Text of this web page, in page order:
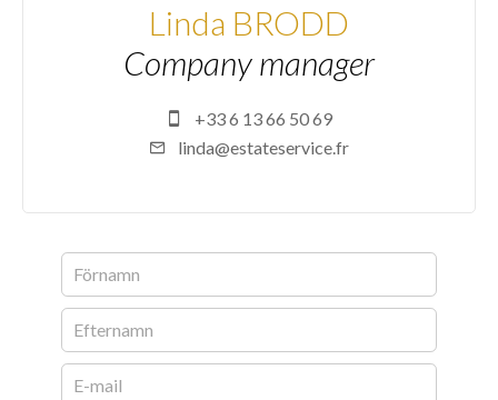
Linda BRODD
Company manager
+33 6 13 66 50 69
linda@estateservice.fr